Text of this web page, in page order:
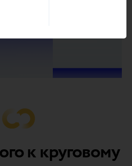
к круговому